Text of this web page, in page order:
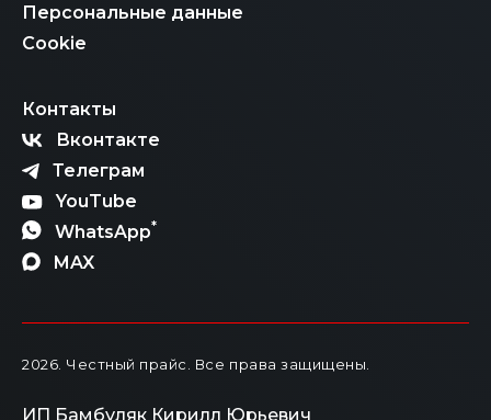
Персональные данные
Cookie
Контакты
Вконтакте
Телеграм
YouTube
WhatsApp*
MAX
2026 . Честный прайс. Все права защищены.
ИП Бамбуляк Кирилл Юрьевич